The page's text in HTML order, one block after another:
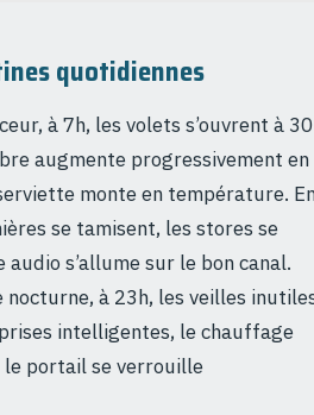
quotidiennes
à 7h, les volets s’ouvrent à
augmente progressivement en
monte en température.
se tamisent, les stores se
s’allume sur le bon canal.
nocturne, à 23h, les veilles
intelligentes, le chauffage
le portail se verrouille